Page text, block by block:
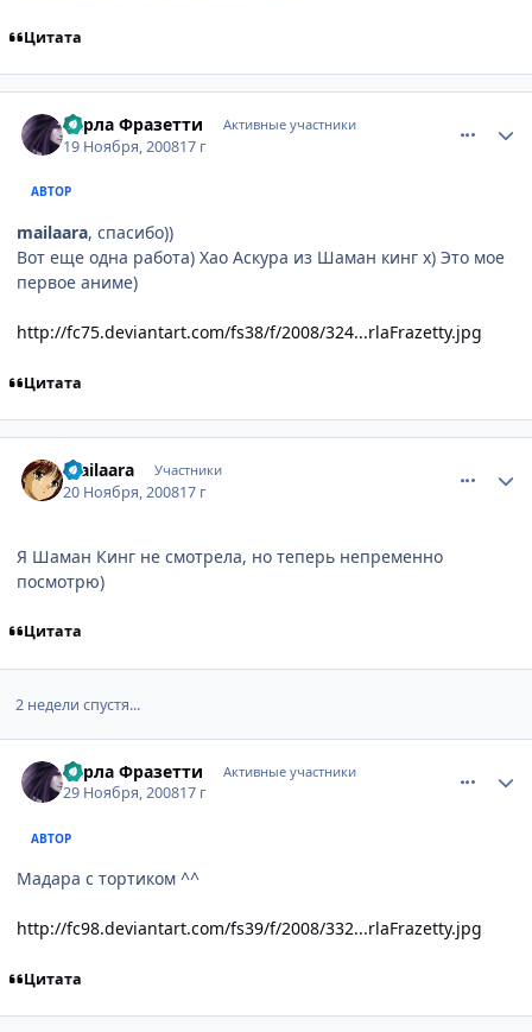
Цитата
Карла Фразетти Активные участники
19 Ноября, 200817 г
АВТОР
mailaara, спасибо))
Вот еще одна работа) Хао Аскура из Шаман кинг х) Это мое
первое аниме)
http://fc75.deviantart.com/fs38/f/2008/324...rlaFrazetty.jpg
Цитата
mailaara Участники
20 Ноября, 200817 г
Я Шаман Кинг не смотрела, но теперь непременно
посмотрю)
Цитата
2 недели спустя...
Карла Фразетти Активные участники
29 Ноября, 200817 г
АВТОР
Мадара с тортиком ^^
http://fc98.deviantart.com/fs39/f/2008/332...rlaFrazetty.jpg
Цитата